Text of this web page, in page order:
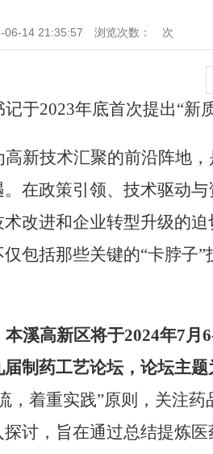
06-14 21:35:57 浏览次数： 次
记于2023年底首次提出“新
高新技术汇聚的前沿阵地
在政策引领、技术驱动
改进和企业转型升级的
包括那些关键的“卡脖子
本溪高新区将于2024年7月
届制药工艺论坛，论坛主题
，着重实践”原则，关注
讨，旨在通过总结提炼